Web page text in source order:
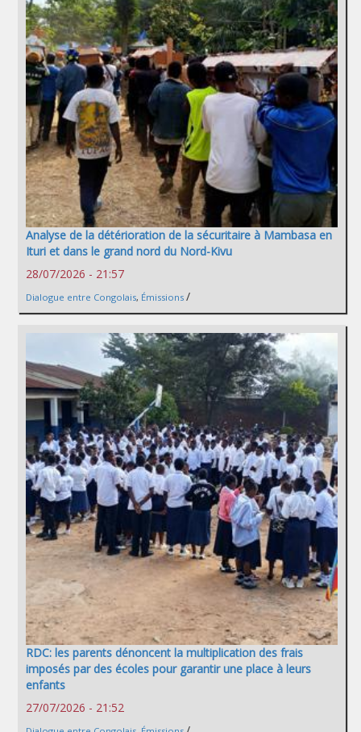
Analyse de la détérioration de la sécuritaire à Mambasa en
Ituri et dans le grand nord du Nord-Kivu
28/07/2026 - 21:57
Dialogue entre Congolais, Émissions /
RDC: les parents dénoncent la multiplication des frais
imposés par des écoles pour garantir une place à leurs
enfants
27/07/2026 - 21:52